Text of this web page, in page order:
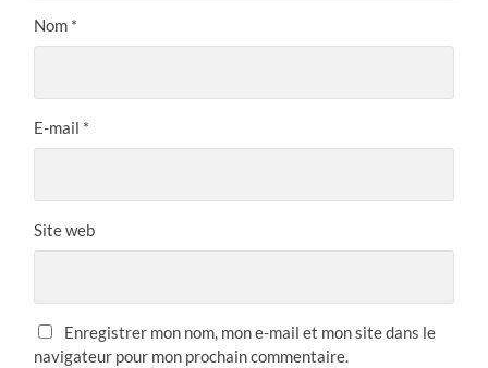
Nom *
E-mail *
Site web
Enregistrer mon nom, mon e-mail et mon site dans le
navigateur pour mon prochain commentaire.